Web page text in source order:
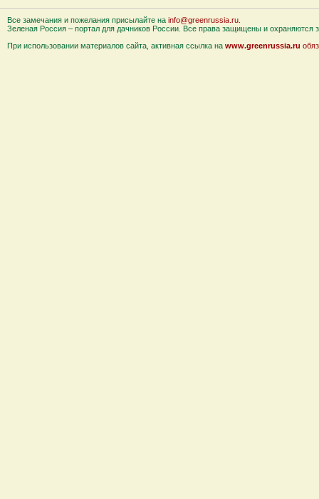
Все замечания и пожелания присылайте на info@greenrussia.ru
Зеленая Россия – портал для дачников России. Все права защищены и охраняются
При использовании материалов сайта, активная ссылка на www.greenrussia.ru